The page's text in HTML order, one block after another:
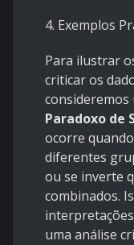
4. Exemplos
Para ilustrar
criticar os
consideremos
Paradoxo de
ocorre
diferentes
ou se inverte
combinados.
uma análise